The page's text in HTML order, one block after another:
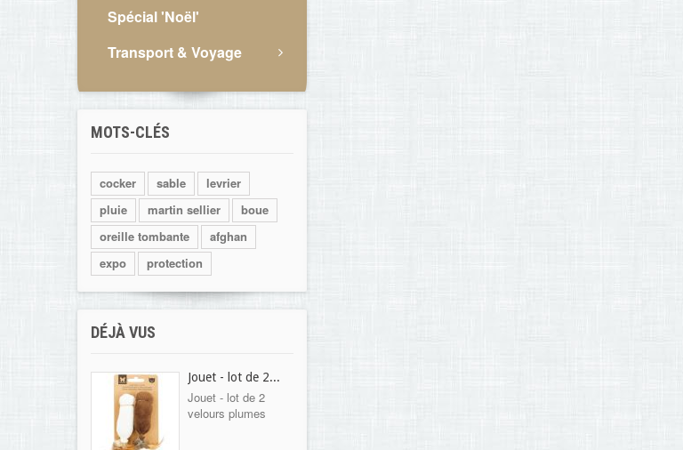
Spécial 'Noël'
Transport & Voyage
MOTS-CLÉS
cocker sable
levrier
pluie
martin sellier
boue
oreille tombante
afghan
expo
protection
DÉJÀ VUS
Jouet - lot de 2...
Jouet - lot de 2
velours plumes